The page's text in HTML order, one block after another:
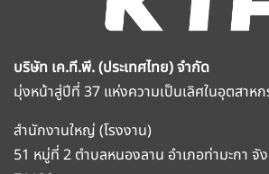
บริษัท เค.ที.พี. (ประเทศไทย) จำกัด
มุ่งหน้าสู่ปีที่ 37 แห่งความเป็นเลิศในอุตสาห
สำนักงานใหญ่ (โรงงาน)
51 หมู่ที่ 2 ตำบลหนองลาน อำเภอท่ามะกา